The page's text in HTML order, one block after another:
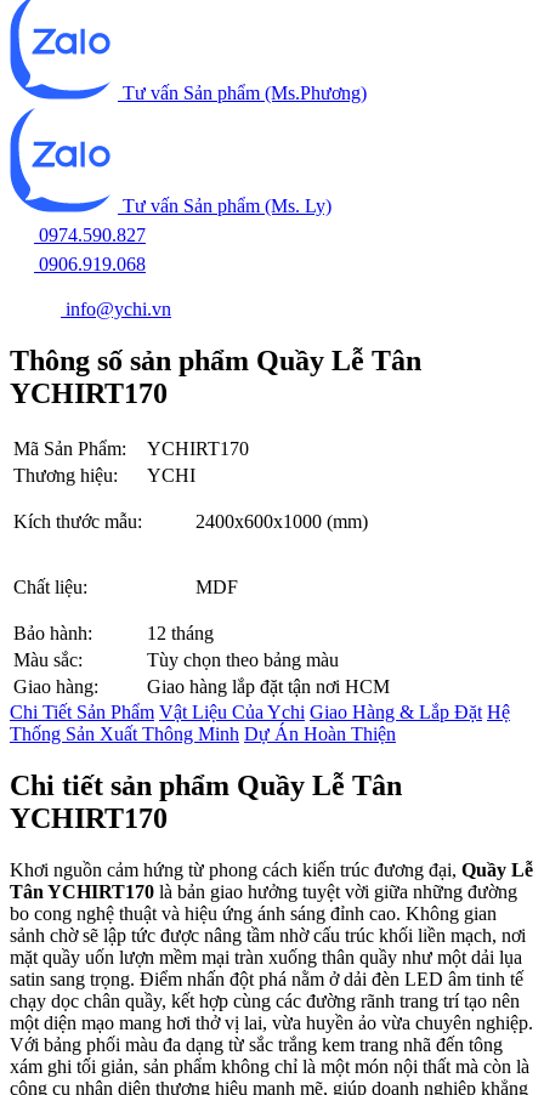
Tư vấn Sản phẩm (Ms.Phương)
Tư vấn Sản phẩm (Ms. Ly)
0974.590.827
0906.919.068
info@ychi.vn
Thông số sản phẩm Quầy Lễ Tân
YCHIRT170
Mã Sản Phẩm:
YCHIRT170
Thương hiệu:
YCHI
Kích thước mẫu: 2400x600x1000 (mm)
Chất liệu: MDF
Bảo hành:
12 tháng
Màu sắc:
Tùy chọn theo bảng màu
Giao hàng:
Giao hàng lắp đặt tận nơi HCM
Chi Tiết Sản Phẩm Vật Liệu Của Ychi Giao Hàng & Lắp Đặt Hệ
Thống Sản Xuất Thông Minh Dự Án Hoàn Thiện
Chi tiết sản phẩm Quầy Lễ Tân
YCHIRT170
Khơi nguồn cảm hứng từ phong cách kiến trúc đương đại, Quầy Lễ
Tân YCHIRT170 là bản giao hưởng tuyệt vời giữa những đường
bo cong nghệ thuật và hiệu ứng ánh sáng đỉnh cao. Không gian
sảnh chờ sẽ lập tức được nâng tầm nhờ cấu trúc khối liền mạch, nơi
mặt quầy uốn lượn mềm mại tràn xuống thân quầy như một dải lụa
satin sang trọng. Điểm nhấn đột phá nằm ở dải đèn LED âm tinh tế
chạy dọc chân quầy, kết hợp cùng các đường rãnh trang trí tạo nên
một diện mạo mang hơi thở vị lai, vừa huyền ảo vừa chuyên nghiệp.
Với bảng phối màu đa dạng từ sắc trắng kem trang nhã đến tông
xám ghi tối giản, sản phẩm không chỉ là một món nội thất mà còn là
công cụ nhận diện thương hiệu mạnh mẽ, giúp doanh nghiệp khẳng